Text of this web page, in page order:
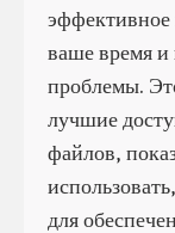
эффективное
ваше время и
проблемы.
лучшие
файлов,
для